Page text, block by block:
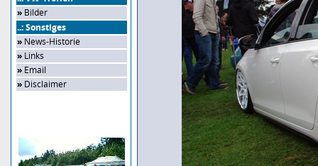
» Bilder
..: Sonstiges
» News-Historie
» Links
» Email
» Disclaimer